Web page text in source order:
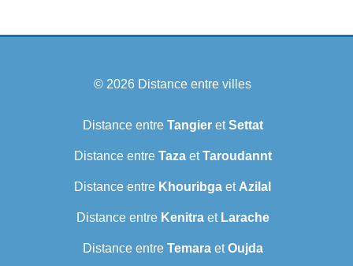
© 2026 Distance entre villes
Distance entre TangieretSettat
Distance entre TazaetTaroudannt
Distance entre Khouribga et Azilal
Distance entre Kenitraet Larache
Distance entre TemaraetOujda